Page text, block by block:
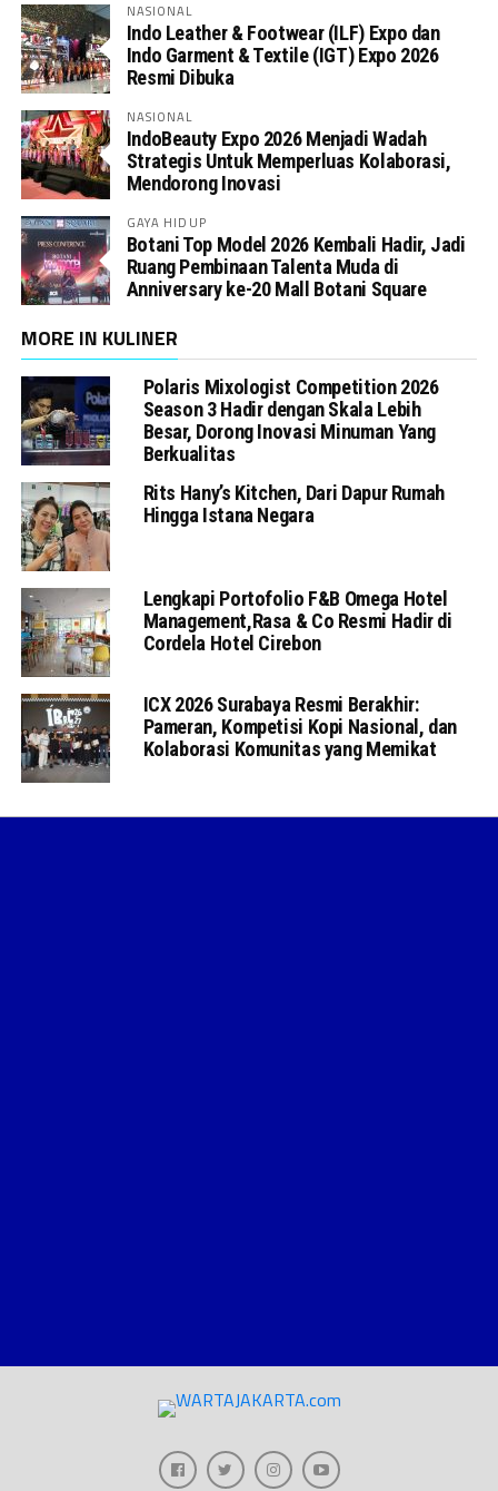
NASIONAL
Indo Leather & Footwear (ILF) Expo dan
Indo Garment & Textile (IGT) Expo 2026
Resmi Dibuka
NASIONAL
IndoBeauty Expo 2026 Menjadi Wadah
Strategis Untuk Memperluas Kolaborasi,
Mendorong Inovasi
GAYA HIDUP
Botani Top Model 2026 Kembali Hadir, Jadi
Ruang Pembinaan Talenta Muda di
Anniversary ke-20 Mall Botani Square
MORE IN KULINER
Polaris Mixologist Competition 2026
Season 3 Hadir dengan Skala Lebih
Besar, Dorong Inovasi Minuman Yang
Berkualitas
Rits Hany’s Kitchen, Dari Dapur Rumah
Hingga Istana Negara
Lengkapi Portofolio F&B Omega Hotel
Management,Rasa & Co Resmi Hadir di
Cordela Hotel Cirebon
ICX 2026 Surabaya Resmi Berakhir:
Pameran, Kompetisi Kopi Nasional, dan
Kolaborasi Komunitas yang Memikat